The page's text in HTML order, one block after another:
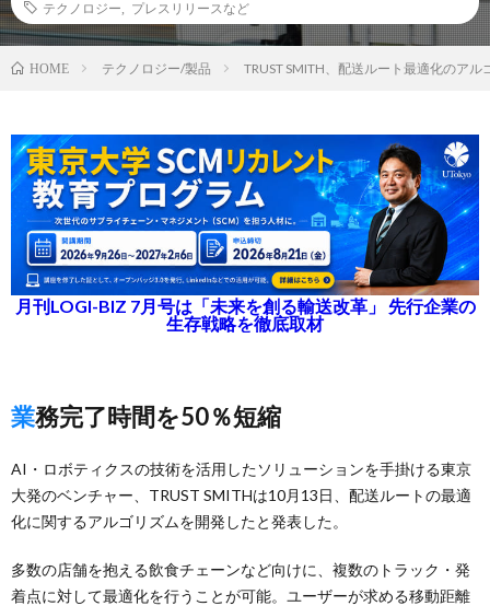
テクノロジー
プレスリリースなど
HOME テクノロジー/製品 TRUST SMITH、配送ルート最適化のアル
月刊LOGI-BIZ 7月号は「未来を創る輸送改革」 先行企業の
生存戦略を徹底取材
業務完了時間を50％短縮
AI・ロボティクスの技術を活用したソリューションを手掛ける東京
大発のベンチャー、TRUST SMITHは10月13日、配送ルートの最適
化に関するアルゴリズムを開発したと発表した。
多数の店舗を抱える飲食チェーンなど向けに、複数のトラック・発
着点に対して最適化を行うことが可能。ユーザーが求める移動距離